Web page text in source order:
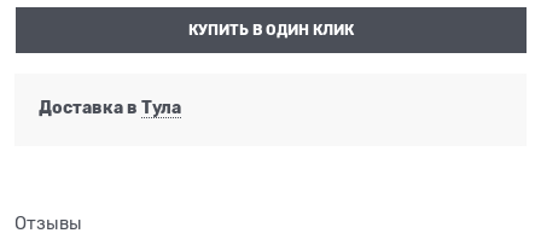
КУПИТЬ В ОДИН КЛИК
Доставка в Тула
Отзывы